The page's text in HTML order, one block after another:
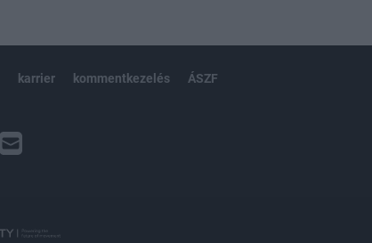
karrier kommentkezelés ÁSZF